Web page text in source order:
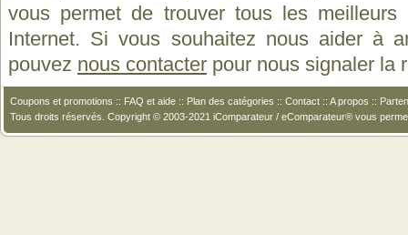
vous permet de trouver tous les
Internet. Si vous souhaitez nous aider à
pouvez nous contacter pour nous signaler la
Coupons et promotions :: FAQ et aide :: Plan des catégories :: Contact :: A propos ::
Tous droits réservés. Copyright © 2003-2021 iComparateur / eComparateur® vous